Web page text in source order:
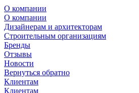
О компании
О компании
Дизайнерам и архитекторам
Строительным организациям
Бренды
Отзывы
Новости
Вернуться обратно
Клиентам
Клиентам